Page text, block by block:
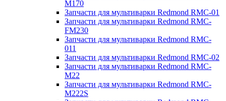
M170
Запчасти для мультиварки Redmond RMC-01
Запчасти для мультиварки Redmond RMC-
FM230
Запчасти для мультиварки Redmond RMC-
011
Запчасти для мультиварки Redmond RMC-02
Запчасти для мультиварки Redmond RMC-
M22
Запчасти для мультиварки Redmond RMC-
M222S